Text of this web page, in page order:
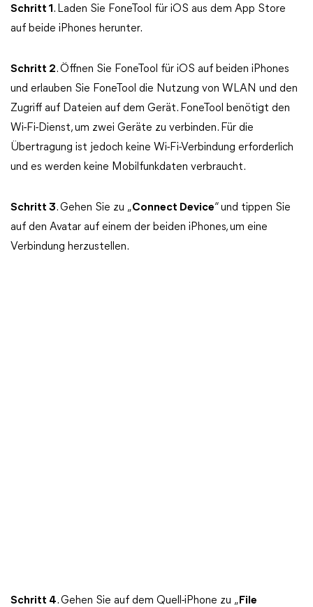
Schritt 1 . Laden Sie FoneTool für iOS aus dem App Store
auf beide iPhones herunter.
Schritt 2. Öffnen Sie FoneTool für iOS auf beiden iPhones
und erlauben Sie FoneTool die Nutzung von WLAN und den
Zugriff auf Dateien auf dem Gerät. FoneTool benötigt den
Wi-Fi-Dienst, um zwei Geräte zu verbinden. Für die
Übertragung ist jedoch keine Wi-Fi-Verbindung erforderlich
und es werden keine Mobilfunkdaten verbraucht.
Schritt 3. Gehen Sie zu „Connect Device“ und tippen Sie
auf den Avatar auf einem der beiden iPhones, um eine
Verbindung herzustellen.
Schritt 4. Gehen Sie auf dem Quell-iPhone zu „ File